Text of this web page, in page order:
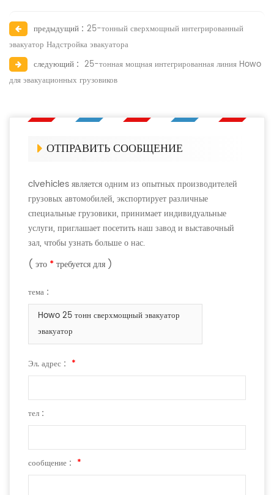
предыдущий : 25-тонный сверхмощный интегрированный
эвакуатор Надстройка эвакуатора
следующий : 25-тонная мощная интегрированная линия Howo
для эвакуационных грузовиков
ОТПРАВИТЬ СООБЩЕНИЕ
clvehicles является одним из опытных производителей
грузовых автомобилей, экспортирует различные
специальные грузовики, принимает индивидуальные
услуги, приглашает посетить наш завод и выставочный
зал, чтобы узнать больше о нас.
( это * требуется для )
тема :
Howo 25 тонн сверхмощный эвакуатор
эвакуатор
Эл. адрес : *
тел :
сообщение : *